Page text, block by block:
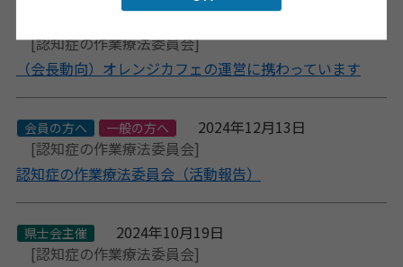
[認知症の作業療法委員会]
（会長動向）オレンジカフェの運営に携わっています
会員の方へ 一般の方へ
2024年12月13日
[認知症の作業療法委員会]
認知症の作業療法委員会（活動報告）
県士会主催
2024年10月19日
[認知症の作業療法委員会]